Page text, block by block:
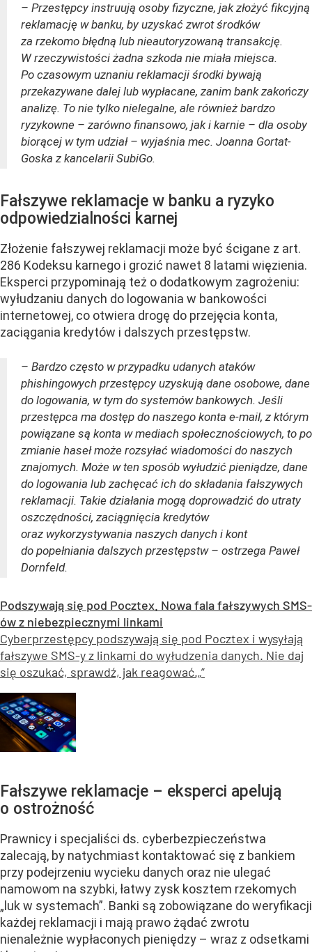
– Przestępcy instruują osoby fizyczne, jak złożyć fikcyjną
reklamację w banku, by uzyskać zwrot środków
za rzekomo błędną lub nieautoryzowaną transakcję.
W rzeczywistości żadna szkoda nie miała miejsca.
Po czasowym uznaniu reklamacji środki bywają
przekazywane dalej lub wypłacane, zanim bank zakończy
analizę. To nie tylko nielegalne, ale również bardzo
ryzykowne – zarówno finansowo, jak i karnie – dla osoby
biorącej w tym udział – wyjaśnia mec. Joanna Gortat-
Goska z kancelarii SubiGo.
Fałszywe reklamacje w banku a ryzyko
odpowiedzialności karnej
Złożenie fałszywej reklamacji może być ścigane z art.
286 Kodeksu karnego i grozić nawet 8 latami więzienia.
Eksperci przypominają też o dodatkowym zagrożeniu:
wyłudzaniu danych do logowania w bankowości
internetowej, co otwiera drogę do przejęcia konta,
zaciągania kredytów i dalszych przestępstw.
– Bardzo często w przypadku udanych ataków
phishingowych przestępcy uzyskują dane osobowe, dane
do logowania, w tym do systemów bankowych. Jeśli
przestępca ma dostęp do naszego konta e-mail, z którym
powiązane są konta w mediach społecznościowych, to po
zmianie haseł może rozsyłać wiadomości do naszych
znajomych. Może w ten sposób wyłudzić pieniądze, dane
do logowania lub zachęcać ich do składania fałszywych
reklamacji. Takie działania mogą doprowadzić do utraty
oszczędności, zaciągnięcia kredytów
oraz wykorzystywania naszych danych i kont
do popełniania dalszych przestępstw – ostrzega Paweł
Dornfeld.
Podszywają się pod Pocztex. Nowa fala fałszywych SMS-
ów z niebezpiecznymi linkami
Cyberprzestępcy podszywają się pod Pocztex i wysyłają
fałszywe SMS-y z linkami do wyłudzenia danych. Nie daj
się oszukać, sprawdź, jak reagować.„”
Fałszywe reklamacje – eksperci apelują
o ostrożność
Prawnicy i specjaliści ds. cyberbezpieczeństwa
zalecają, by natychmiast kontaktować się z bankiem
przy podejrzeniu wycieku danych oraz nie ulegać
namowom na szybki, łatwy zysk kosztem rzekomych
„luk w systemach”. Banki są zobowiązane do weryfikacji
każdej reklamacji i mają prawo żądać zwrotu
nienależnie wypłaconych pieniędzy – wraz z odsetkami